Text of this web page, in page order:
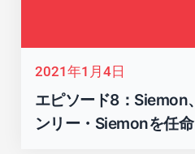
2021年1月4日
エピソード8：Siemon
ンリー・Siemonを任命